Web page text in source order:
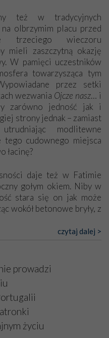
też w tradycyjnych
olbrzymim placu przed
trzeciego wieczoru
mieli zaszczytną okazję
W pamięci uczestników
towarzysząca tym
przez setki
wezwania Ojcze nasz… i
zarówno jedność jak i
strony jednak – zamiast
modlitewne
tego cudownego miejsca
łacinę?
daje też w Fatimie
gołym okiem. Niby w
stara się on jak może
wokół betonowe bryły, z
wspólnego z żywą,
przypomina bardziej
powiedzieć o ustawionym
krzyżu, na którym
dziwaczną postać jakby
W kulturowym
karykatura niż godny
otoczeniu sanktuarium
czytaj dalej >
prowadzi
życiu